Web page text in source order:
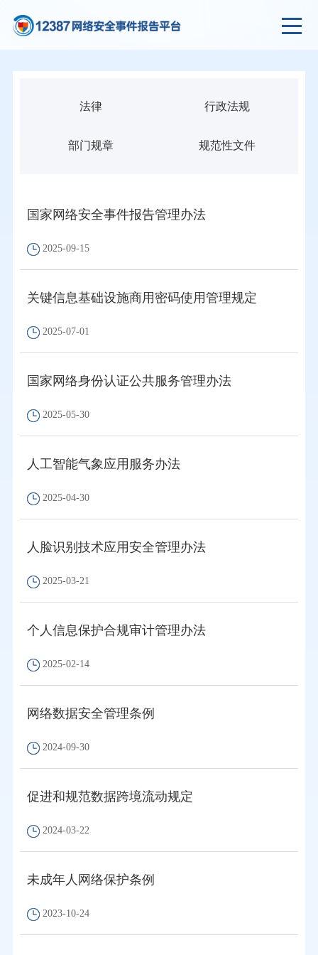
法律 行政法规
部门规章 规范性文件
国家网络安全事件报告管理办法
2025-09-15
关键信息基础设施商用密码使用管理规定
2025-07-01
国家网络身份认证公共服务管理办法
2025-05-30
人工智能气象应用服务办法
2025-04-30
人脸识别技术应用安全管理办法
2025-03-21
个人信息保护合规审计管理办法
2025-02-14
网络数据安全管理条例
2024-09-30
促进和规范数据跨境流动规定
2024-03-22
未成年人网络保护条例
2023-10-24